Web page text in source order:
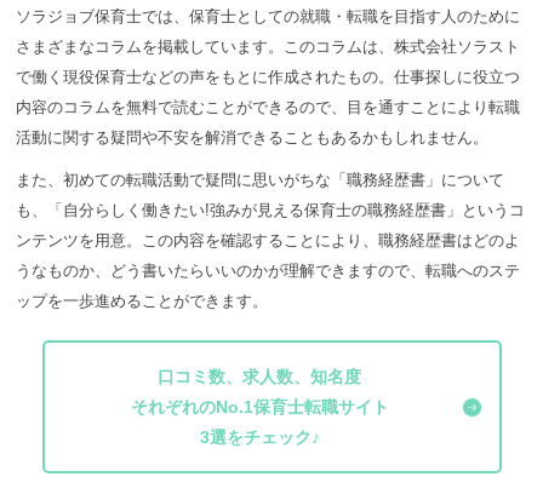
ソラジョブ保育士では、保育士としての就職・転職を目指す人のために
さまざまなコラムを掲載しています。このコラムは、株式会社ソラスト
で働く現役保育士などの声をもとに作成されたもの。仕事探しに役立つ
内容のコラムを無料で読むことができるので、目を通すことにより転職
活動に関する疑問や不安を解消できることもあるかもしれません。
また、初めての転職活動で疑問に思いがちな「職務経歴書」について
も、「自分らしく働きたい!強みが見える保育士の職務経歴書」というコ
ンテンツを用意。この内容を確認することにより、職務経歴書はどのよ
うなものか、どう書いたらいいのかが理解できますので、転職へのステ
ップを一歩進めることができます。
口コミ数、求人数、知名度
それぞれのNo.1保育士転職サイト
3選をチェック♪